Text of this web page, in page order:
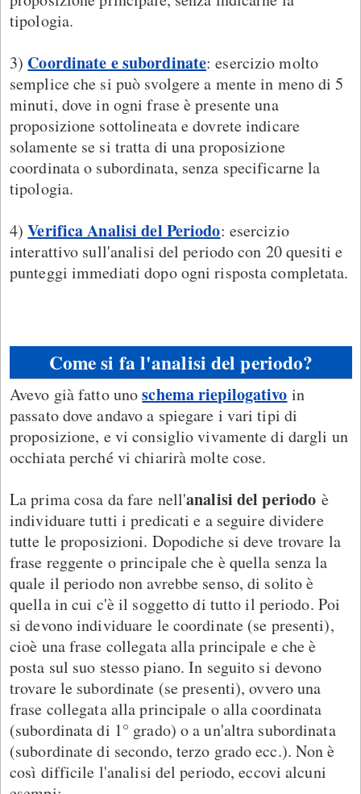
tipologia.
3) Coordinate e subordinate: esercizio molto
semplice che si può svolgere a mente in meno di 5
minuti, dove in ogni frase è presente una
proposizione sottolineata e dovrete indicare
solamente se si tratta di una proposizione
coordinata o subordinata, senza specificarne la
tipologia.
4)Verifica Analisi del Periodo: esercizio
interattivo sull'analisi del periodo con 20 quesiti e
punteggi immediati dopo ogni risposta completata.
Come si fa l'analisi del periodo?
Avevo già fatto unoschema riepilogativo in
passato dove andavo a spiegare i vari tipi di
proposizione, e vi consiglio vivamente di dargli un
occhiata perché vi chiarirà molte cose.
La prima cosa da fare nell'analisi del periodoè
individuare tutti i predicati e a seguire dividere
tutte le proposizioni. Dopodiche si deve trovare la
frase reggente o principale che è quella senza la
quale il periodo non avrebbe senso, di solito è
quella in cui c'è il soggetto di tutto il periodo. Poi
si devono individuare le coordinate (se presenti),
cioè una frase collegata alla principale e che è
posta sul suo stesso piano. In seguito si devono
trovare le subordinate (se presenti), ovvero una
frase collegata alla principale o alla coordinata
(subordinata di 1° grado) o a un'altra subordinata
(subordinate di secondo, terzo grado ecc.). Non è
così difficile l'analisi del periodo, eccovi alcuni